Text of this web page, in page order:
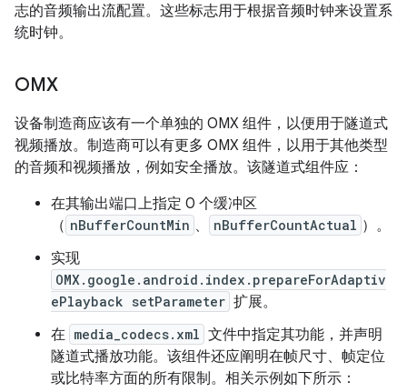
志的音频输出流配置。这些标志用于根据音频时钟来设置系
统时钟。
OMX
设备制造商应该有一个单独的 OMX 组件，以便用于隧道式
视频播放。制造商可以有更多 OMX 组件，以用于其他类型
的音频和视频播放，例如安全播放。该隧道式组件应：
在其输出端口上指定 0 个缓冲区
（ nBufferCountMin 、 nBufferCountActual ）。
实现
OMX.google.android.index.prepareForAdaptiv
ePlayback setParameter 扩展。
在 media_codecs.xml 文件中指定其功能，并声明
隧道式播放功能。该组件还应阐明在帧尺寸、帧定位
或比特率方面的所有限制。相关示例如下所示：